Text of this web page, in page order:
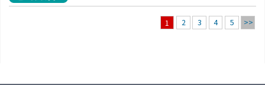
1 2 3 4 5 >>